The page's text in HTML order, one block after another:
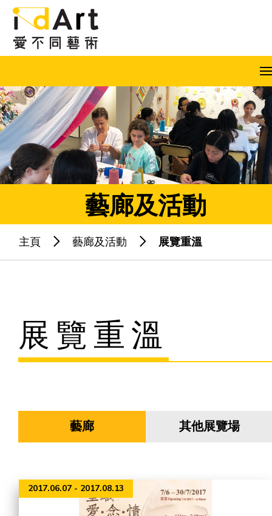
跳到內容（按回車鍵）
EN 繁 简 A A
熱門關鍵字：藝術共融 藝術家
愛不同藝術
藝廊及活動
愛不同藝術家
藝廊及活動
主頁 藝廊及活動 展覽重溫
展覽重溫
藝廊 其他展覽場
2017.06.07 - 2017.08.13